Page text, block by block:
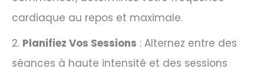
cardiaque au repos et maximale.
2. Planifiez Vos Sessions : Alternez entre des
séances à haute intensité et des sessions